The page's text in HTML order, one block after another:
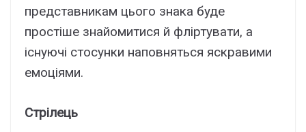
представникам цього знака буде
простіше знайомитися й фліртувати, а
існуючі стосунки наповняться яскравими
емоціями.
Стрілець